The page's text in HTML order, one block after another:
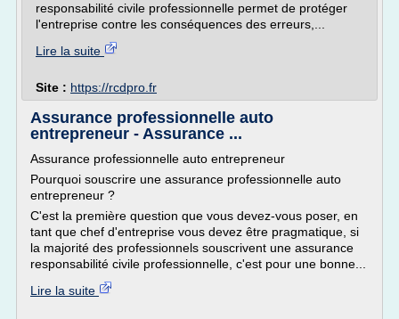
responsabilité civile professionnelle permet de protéger
l'entreprise contre les conséquences des erreurs,...
Lire la suite
Site : https://rcdpro.fr
Assurance professionnelle auto
entrepreneur - Assurance ...
Assurance professionnelle auto entrepreneur
Pourquoi souscrire une assurance professionnelle auto
entrepreneur ?
C'est la première question que vous devez-vous poser, en
tant que chef d'entreprise vous devez être pragmatique, si
la majorité des professionnels souscrivent une assurance
responsabilité civile professionnelle, c'est pour une bonne...
Lire la suite